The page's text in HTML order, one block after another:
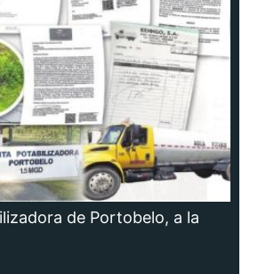
de Portobelo, a la